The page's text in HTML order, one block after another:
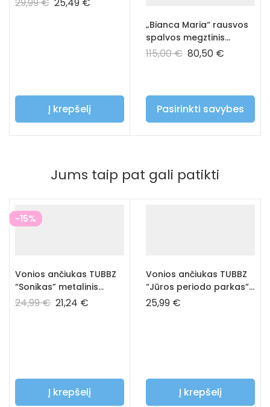
29,99€ 25,49 €
Į krepšelį
„Bianca Maria“ rausvos
spalvos megztinis
kūdikiui ir vaikui – 100%
115,00€ 80,50 €
Pasirinkti savybes
Jums taip pat gali patikti
-15%
Vonios ančiukas TUBBZ
“Sonikas” metalinis
Sonikas
24,99€ 21,24 €
Į krepšelį
Vonios ančiukas TUBBZ
“Jūros periodo parkas”
Elli
25,99 €
Į krepšelį